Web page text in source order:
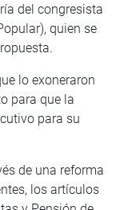
del congresista
quien se
lo exoneraron
para que la
para su
de una reforma
los artículos